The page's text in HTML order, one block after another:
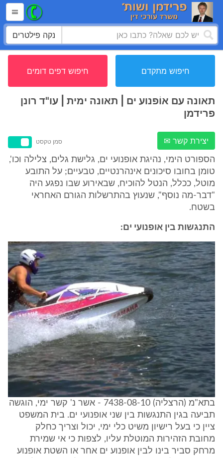
נקה פילטרים
חיפוש מתקדם חיפוש דפים דומים
תאונה עם אוֹפנוע ים | תאונה ימית | עו"ד רונן
פרידמן
יצירת קשר ✉ סמן טקסט
הספורט הימי, נהיגת אופנועי ים, גלישת גלים, צלילה וכו',
טומן בחובו סיכונים אינהרנטיים, טבעיים; על התובע
מוטל, ככלל, הנטל להוכיח, שבאירוע שבו נפגע היה
"דבר-מה נוסף", שנעוץ בהתרשלות הגורם האחראי
בשטח.
התנגשות בין אופנועי ים:
בתא"מ (הרצליה) 7438-08-10 - אשר נ' קשר ימי, הוגשה
תביעה בגין התנגשות בין שני אופנועי ים. בית המשפט
ציין כי בעל רישיון משיט כלי ימי, יכול וצריך כחלק
מחובת הזהירות המוטלת עליו, לצפות כי אי שמירת
מרחק סביר בינו לבין אופנוע ים אחר או השטת אופנוע